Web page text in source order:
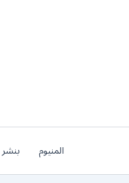
المنيوم بنشر